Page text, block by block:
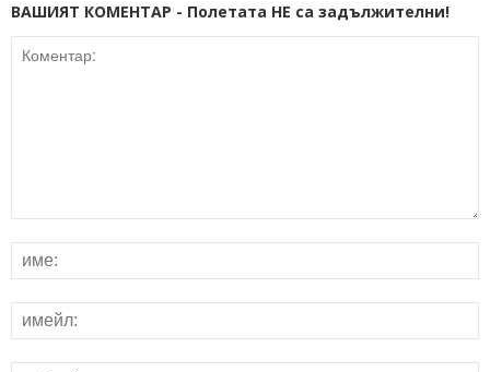
ВАШИЯТ КОМЕНТАР - Полетата НЕ са задължителни!